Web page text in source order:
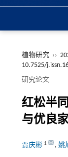
植物研究 ››
10.7525/
研究论文
红松半
与优良
贾庆彬 1 , 姚